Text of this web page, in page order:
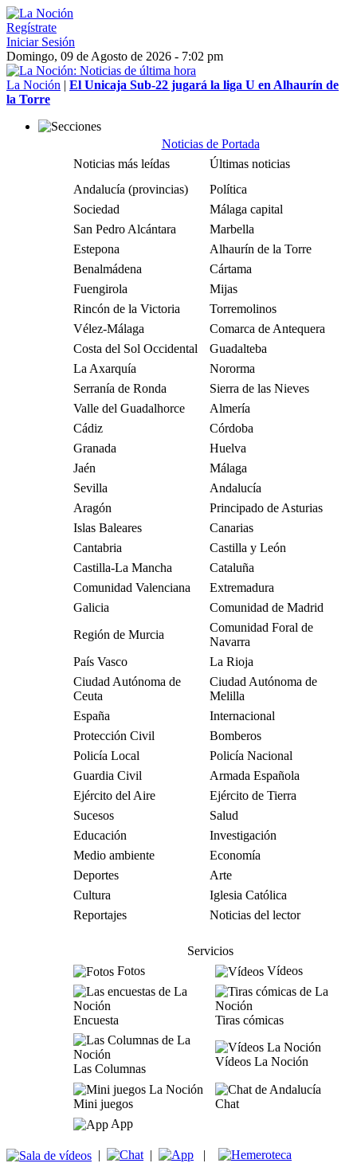
Regístrate
Iniciar Sesión
Domingo, 09 de Agosto de 2026 - 7:02 pm
La Noción | El Unicaja Sub-22 jugará la liga U en Alhaurín de
la Torre
Noticias de Portada
Noticias más leídas
Últimas noticias
Andalucía (provincias)
Política
Sociedad
Málaga capital
San Pedro Alcántara
Marbella
Estepona
Alhaurín de la Torre
Benalmádena
Cártama
Fuengirola
Mijas
Rincón de la Victoria
Torremolinos
Vélez-Málaga
Comarca de Antequera
Costa del Sol Occidental
Guadalteba
La Axarquía
Nororma
Serranía de Ronda
Sierra de las Nieves
Valle del Guadalhorce
Almería
Cádiz
Córdoba
Granada
Huelva
Jaén
Málaga
Sevilla
Andalucía
Aragón
Principado de Asturias
Islas Baleares
Canarias
Cantabria
Castilla y León
Castilla-La Mancha
Cataluña
Comunidad Valenciana
Extremadura
Galicia
Comunidad de Madrid
Región de Murcia
Comunidad Foral de
Navarra
País Vasco
La Rioja
Ciudad Autónoma de
Ceuta
Ciudad Autónoma de
Melilla
España
Internacional
Protección Civil
Bomberos
Policía Local
Policía Nacional
Guardia Civil
Armada Española
Ejército del Aire
Ejército de Tierra
Sucesos
Salud
Educación
Investigación
Medio ambiente
Economía
Deportes
Arte
Cultura
Iglesia Católica
Reportajes
Noticias del lector
Servicios
Fotos
Vídeos
Encuesta Tiras cómicas
Las Columnas
Vídeos La Noción
Mini juegos
Chat
App
| | |